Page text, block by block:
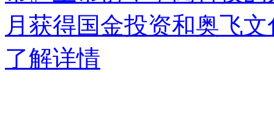
月获得国金投资和奥飞
了解详情